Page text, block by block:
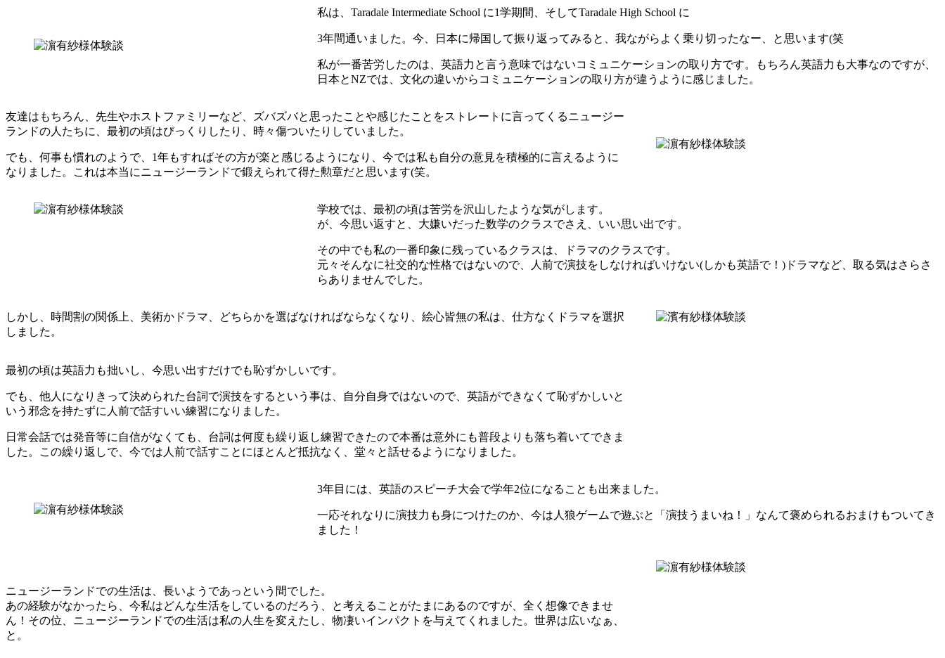
私は、Taradale Intermediate School に1学期間、そしてTaradale High School に
3年間通いました。今、日本に帰国して振り返ってみると、我ながらよく乗り切ったなー、と思います(笑
私が一番苦労したのは、英語力と言う意味ではないコミュニケーションの取り方です。もちろん英語力も大事なのですが、
日本とNZでは、文化の違いからコミュニケーションの取り方が違うように感じました。
友達はもちろん、先生やホストファミリーなど、ズバズバと思ったことや感じたことをストレートに言ってくるニュージー
ランドの人たちに、最初の頃はびっくりしたり、時々傷ついたりしていました。
でも、何事も慣れのようで、1年もすればその方が楽と感じるようになり、今では私も自分の意見を積極的に言えるように
なりました。これは本当にニュージーランドで鍛えられて得た勲章だと思います(笑。
学校では、最初の頃は苦労を沢山したような気がします。
が、今思い返すと、大嫌いだった数学のクラスでさえ、いい思い出です。
その中でも私の一番印象に残っているクラスは、ドラマのクラスです。
元々そんなに社交的な性格ではないので、人前で演技をしなければいけない(しかも英語で！)ドラマなど、取る気はさらさ
らありませんでした。
しかし、時間割の関係上、美術かドラマ、どちらかを選ばなければならなくなり、絵心皆無の私は、仕方なくドラマを選択
しました。
最初の頃は英語力も拙いし、今思い出すだけでも恥ずかしいです。
でも、他人になりきって決められた台詞で演技をするという事は、自分自身ではないので、英語ができなくて恥ずかしいと
いう邪念を持たずに人前で話すいい練習になりました。
日常会話では発音等に自信がなくても、台詞は何度も繰り返し練習できたので本番は意外にも普段よりも落ち着いてできま
した。この繰り返しで、今では人前で話すことにほとんど抵抗なく、堂々と話せるようになりました。
3年目には、英語のスピーチ大会で学年2位になることも出来ました。
一応それなりに演技力も身につけたのか、今は人狼ゲームで遊ぶと「演技うまいね！」なんて褒められるおまけもついてき
ました！
ニュージーランドでの生活は、長いようであっという間でした。
あの経験がなかったら、今私はどんな生活をしているのだろう、と考えることがたまにあるのですが、全く想像できませ
ん！その位、ニュージーランドでの生活は私の人生を変えたし、物凄いインパクトを与えてくれました。世界は広いなぁ、
と。